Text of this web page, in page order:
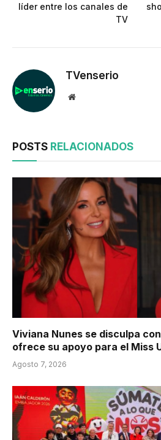
líder entre los canales de
TV
TVenserio
Website
POSTS RELACIONADOS
Viviana Nunes se disculpa
ofrece su apoyo para el Miss
Agosto 7, 2026